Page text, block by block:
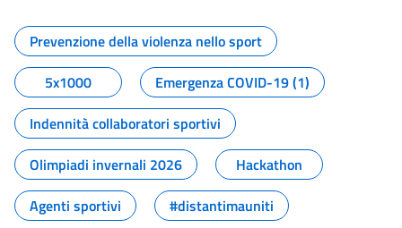
Tutti i contenuti della pagina
Prevenzione della violenza nello sport
5x1000
Emergenza COVID-19 (1)
Indennità collaboratori sportivi
Olimpiadi invernali 2026
Hackathon
Agenti sportivi
#distantimauniti